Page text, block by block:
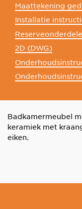
Maattekening
Installatie
2D (DWG)
Badkamermeubel
keramiek met
eiken.